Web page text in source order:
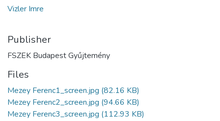
Vizler Imre
Publisher
FSZEK Budapest Gyűjtemény
Files
Mezey Ferenc1_screen.jpg (82.16 KB)
Mezey Ferenc2_screen.jpg (94.66 KB)
Mezey Ferenc3_screen.jpg (112.93 KB)